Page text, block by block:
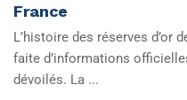
France
L’histoire des réserves d’or
faite d’informations
dévoilés. La ...